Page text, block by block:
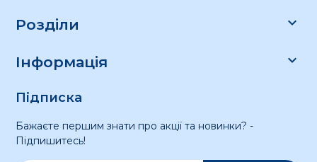
Розділи 
Інформація 
Підписка
Бажаєте першим знати про акції та новинки? -
Підпишитесь!